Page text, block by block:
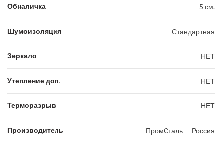
Обналичка 5 см.
Шумоизоляция Стандартная
Зеркало НЕТ
Утепление доп. НЕТ
Терморазрыв НЕТ
Производитель ПромСталь — Россия